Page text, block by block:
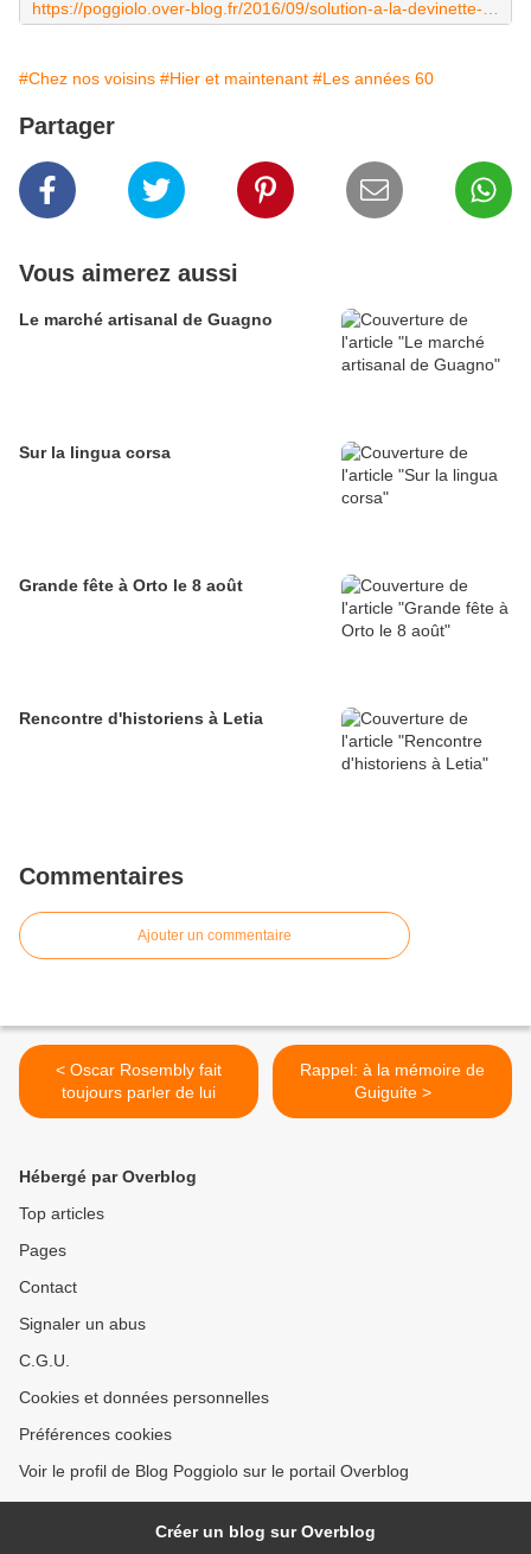
#Chez nos voisins #Hier et maintenant #Les années 60
Partager
Vous aimerez aussi
Le marché artisanal de Guagno
Sur la lingua corsa
Grande fête à Orto le 8 août
Rencontre d'historiens à Letia
Commentaires
Ajouter un commentaire
< Oscar Rosembly fait
toujours parler de lui
Rappel: à la mémoire de
Guiguite >
Hébergé par Overblog
Top articles
Pages
Contact
Signaler un abus
C.G.U.
Cookies et données personnelles
Préférences cookies
Voir le profil de Blog Poggiolo sur le portail Overblog
Créer un blog sur Overblog